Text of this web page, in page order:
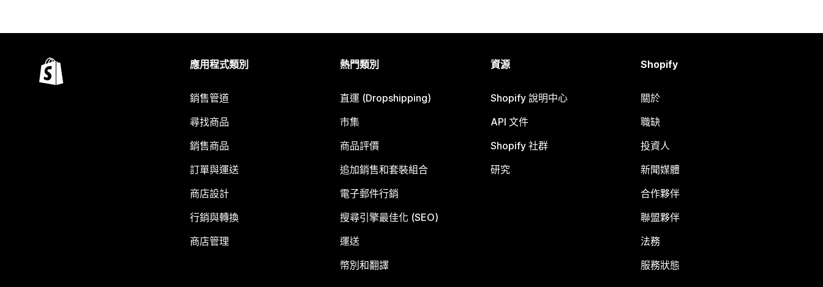
應用程式類別
銷售管道
尋找商品
銷售商品
訂單與運送
商店設計
行銷與轉換
商店管理
熱門類別
直運 (Dropshipping)
市集
商品評價
追加銷售和套裝組合
電子郵件行銷
搜尋引擎最佳化 (SEO)
運送
幣別和翻譯
資源
Shopify 說明中心
API 文件
Shopify 社群
研究
Shopify
關於
職缺
投資人
新聞媒體
合作夥伴
聯盟夥伴
法務
服務狀態